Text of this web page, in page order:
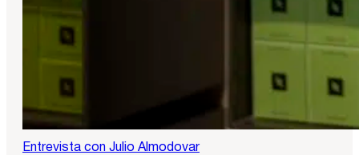
Entrevista con Julio Almodovar